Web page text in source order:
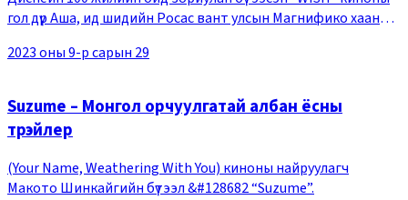
гол дүр Аша, ид шидийн Росас вант улсын Магнифико хааны
шидийн дуслуудын дунд өөр хоорондоо эс
2023 оны 9-р сарын 29
Suzume – Монгол орчуулгатай албан ёсны
трэйлер
(Your Name, Weathering With You) киноны найруулагч
Макото Шинкайгийн бүтээл &#128682 “Suzume”.